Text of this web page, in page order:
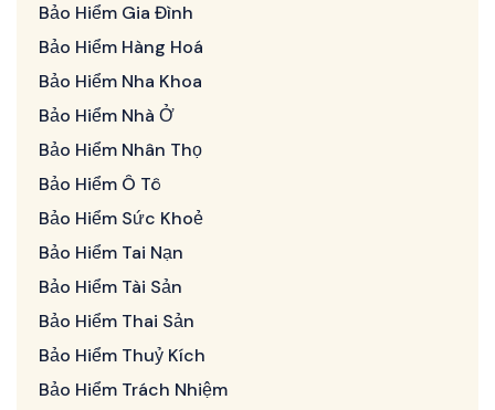
Bảo Hiểm Gia Đình
Bảo Hiểm Hàng Hoá
Bảo Hiểm Nha Khoa
Bảo Hiểm Nhà Ở
Bảo Hiểm Nhân Thọ
Bảo Hiểm Ô Tô
Bảo Hiểm Sức Khoẻ
Bảo Hiểm Tai Nạn
Bảo Hiểm Tài Sản
Bảo Hiểm Thai Sản
Bảo Hiểm Thuỷ Kích
Bảo Hiểm Trách Nhiệm